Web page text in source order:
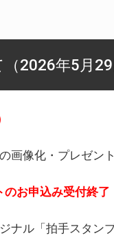
2026年5月29
画像化・プレゼン
お申込み受付終了
ナル「拍手スタン